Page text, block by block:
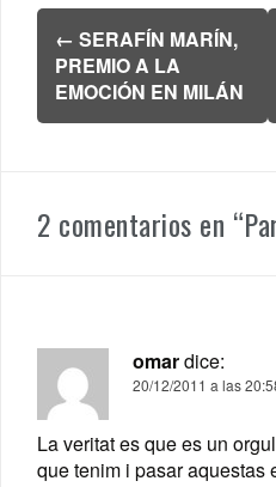
Navegación
de
entradas
← SERAFÍN MARÍN,
PREMIO A LA
EMOCIÓN EN MILÁN
2 comentarios en “
omardice:
20/12/2011 a las
La veritat es que es un
que tenim i pasar aquestas